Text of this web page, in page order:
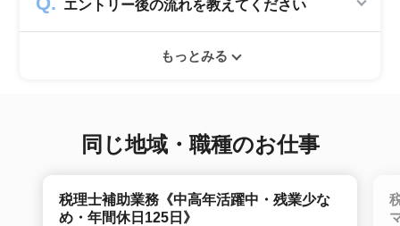
業のみ掲載をしています。60代・70代以上の
就職実績も多数ありますので年齢に気負いせず
ぜひ紹介依頼へ進んでください。
エントリー後の流れを教えてください
ーとヒアリングのお時間を頂きます。その後希
もっとみる
同じ地域・職種のお仕事
税理士補助業務《中高年活躍中・残業少な
め・年間休日125日》